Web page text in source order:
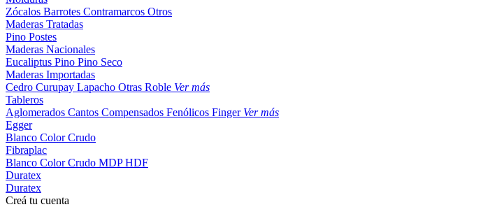
Zócalos Barrotes Contramarcos Otros
Maderas Tratadas
Pino Postes
Maderas Nacionales
Eucaliptus Pino Pino Seco
Maderas Importadas
Cedro Curupay Lapacho Otras Roble Ver más
Tableros
Aglomerados Cantos Compensados Fenólicos Finger Ver más
Egger
Blanco ColorCrudo
Fibraplac
Blanco ColorCrudo MDPHDF
Duratex
Duratex
Creá tu cuenta